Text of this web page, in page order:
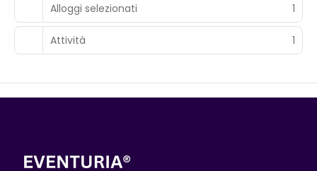
Alloggi selezionati 1
Attività 1